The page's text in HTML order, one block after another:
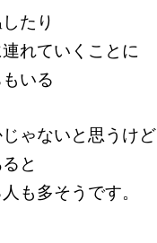
たり
れていくことに
いる
ゃないと思うけど
と
も多そうです。